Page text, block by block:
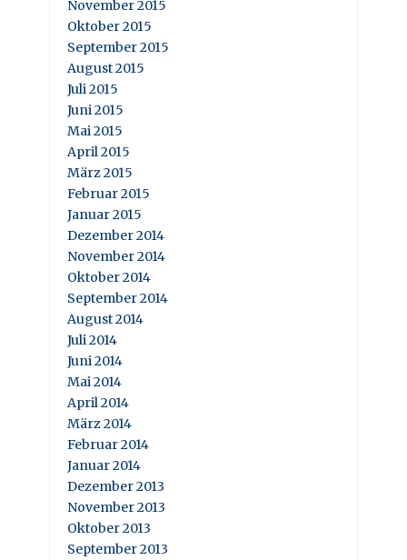
November 2015
Oktober 2015
September 2015
August 2015
Juli 2015
Juni 2015
Mai 2015
April 2015
März 2015
Februar 2015
Januar 2015
Dezember 2014
November 2014
Oktober 2014
September 2014
August 2014
Juli 2014
Juni 2014
Mai 2014
April 2014
März 2014
Februar 2014
Januar 2014
Dezember 2013
November 2013
Oktober 2013
September 2013